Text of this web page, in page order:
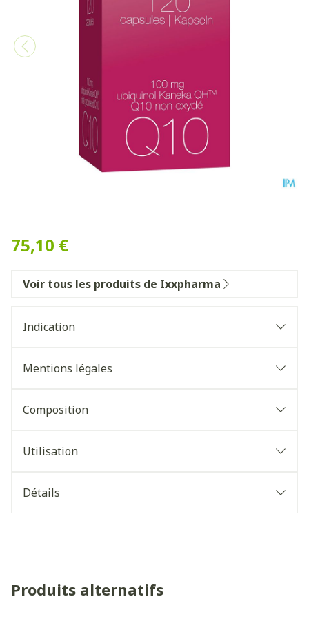
75,10 €
Voir tous les produits de Ixxpharma
Indication
Mentions légales
Composition
Utilisation
Détails
Produits alternatifs